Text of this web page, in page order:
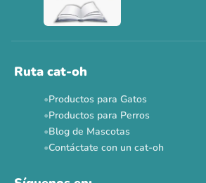
Ruta cat-oh
Productos para Gatos
Productos para Perros
Blog de Mascotas
Contáctate con un cat-oh